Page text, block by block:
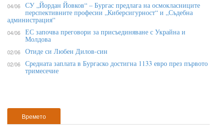
Времето
04/06 СУ „Йордан Йовков“ – Бургас предлага на осмокласниците
перспективните професии „Киберсигурност“ и „Съдебна
администрация“
04/06 ЕС започва преговори за присъединяване с Украйна и
Молдова
02/06 Отиде си Любен Дилов-син
02/06 Средната заплата в Бургаско достигна 1133 евро през първото
тримесечие